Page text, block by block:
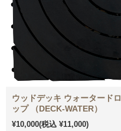
ウッドデッキ ウォータードロ
ップ （DECK-WATER）
¥10,000(税込 ¥11,000)